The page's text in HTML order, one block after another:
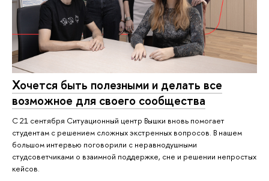
Хочется быть полезными и делать все
возможное для своего сообщества
С 21 сентября Ситуационный центр Вышки вновь помогает
студентам с решением сложных экстренных вопросов. В нашем
большом интервью поговорили с неравнодушными
студсоветчиками о взаимной поддержке, сне и решении непростых
кейсов.